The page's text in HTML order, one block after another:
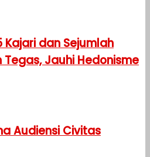
Kajari dan Sejumlah
Tegas, Jauhi Hedonisme
Audiensi Civitas